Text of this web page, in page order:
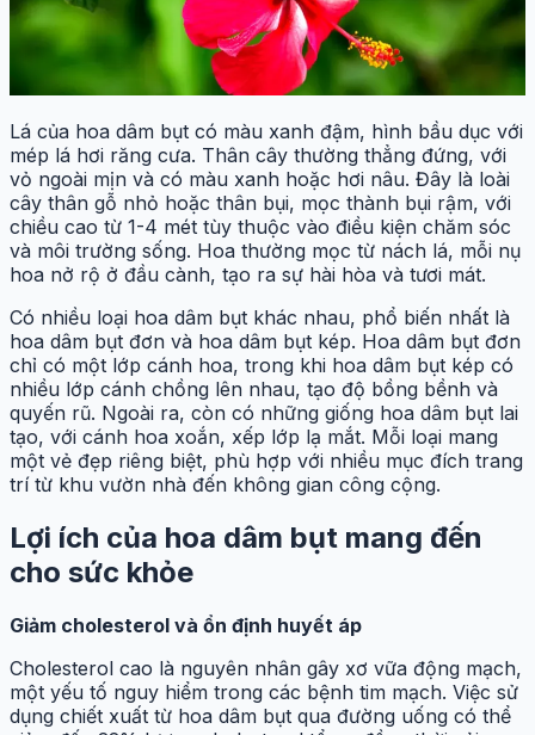
Lá của hoa dâm bụt có màu xanh đậm, hình bầu dục với
mép lá hơi răng cưa. Thân cây thường thẳng đứng, với
vỏ ngoài mịn và có màu xanh hoặc hơi nâu. Đây là loài
cây thân gỗ nhỏ hoặc thân bụi, mọc thành bụi rậm, với
chiều cao từ 1-4 mét tùy thuộc vào điều kiện chăm sóc
và môi trường sống. Hoa thường mọc từ nách lá, mỗi nụ
hoa nở rộ ở đầu cành, tạo ra sự hài hòa và tươi mát.
Có nhiều loại hoa dâm bụt khác nhau, phổ biến nhất là
hoa dâm bụt đơn và hoa dâm bụt kép. Hoa dâm bụt đơn
chỉ có một lớp cánh hoa, trong khi hoa dâm bụt kép có
nhiều lớp cánh chồng lên nhau, tạo độ bồng bềnh và
quyến rũ. Ngoài ra, còn có những giống hoa dâm bụt lai
tạo, với cánh hoa xoắn, xếp lớp lạ mắt. Mỗi loại mang
một vẻ đẹp riêng biệt, phù hợp với nhiều mục đích trang
trí từ khu vườn nhà đến không gian công cộng.
Lợi ích của hoa dâm bụt mang đến
cho sức khỏe
Giảm cholesterol và ổn định huyết áp
Cholesterol cao là nguyên nhân gây xơ vữa động mạch,
một yếu tố nguy hiểm trong các bệnh tim mạch. Việc sử
dụng chiết xuất từ hoa dâm bụt qua đường uống có thể